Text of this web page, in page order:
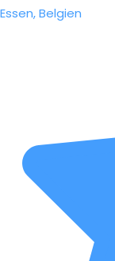
Essen, Belgien